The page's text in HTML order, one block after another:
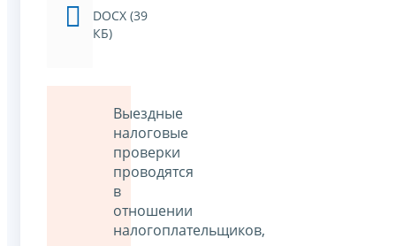
DOCX (39
КБ)
Выездные
налоговые
проверки
проводятся
в
отношении
налогоплательщиков,